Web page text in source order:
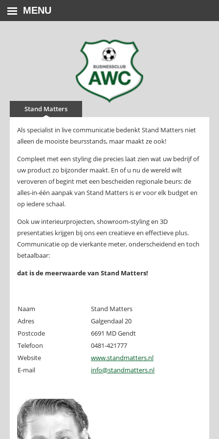
MENU
Stand Matters
Als specialist in live communicatie bedenkt Stand Matters niet
alleen de mooiste beursstands, maar maakt ze ook!
Compleet met een styling die precies laat zien wat uw bedrijf of
uw product zo bijzonder maakt. En of u nu de wereld wilt
veroveren of begint met een bescheiden regionale beurs: de
alles-in-één aanpak van Stand Matters is er voor elk budget en
op iedere schaal.
Ook uw interieurprojecten, showroom-styling en 3D
presentaties krijgen bij ons een creatieve en effectieve plus.
Communicatie op de vierkante meter, onderscheidend en toch
betaalbaar:
dat is de meerwaarde van Stand Matters!
Naam
Stand Matters
Adres
Galgendaal 20
Postcode
6691 MD Gendt
Telefoon
0481-421777
Website
www.standmatters.nl
E-mail
info@standmatters.nl